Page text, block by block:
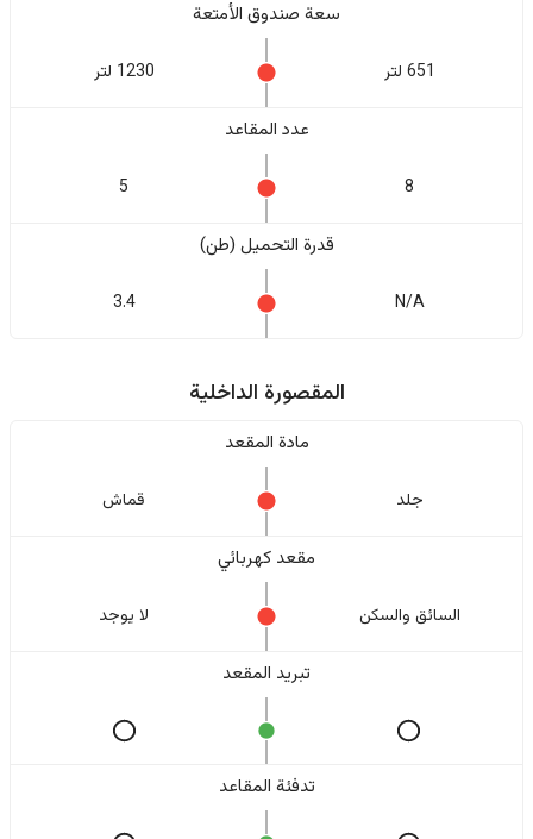
سعة صندوق الأمتعة
651 لتر 1230 لتر
عدد المقاعد
8
5
قدرة التحميل (طن)
N/A
3.4
المقصورة الداخلية
مادة المقعد
جلد قماش
مقعد كهربائي
السائق والسکن لا یوجد
تبريد المقعد
تدفئة المقاعد